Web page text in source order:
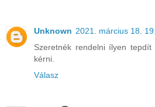
Unknown 2021. március 18.
Szeretnék rendelni ílyen
kérni.
Válasz